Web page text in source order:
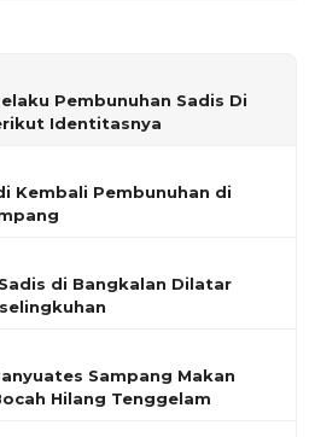
Pembunuhan Sadis Di
Identitasnya
Kembali Pembunuhan di
di Bangkalan Dilatar
Sampang Makan
Hilang Tenggelam